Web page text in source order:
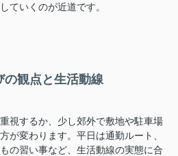
ていくのが近道です。
の観点と生活動線
視するか、少し郊外で敷地や駐車場
が変わります。平日は通勤ルート、
の習い事など、生活動線の実態に合